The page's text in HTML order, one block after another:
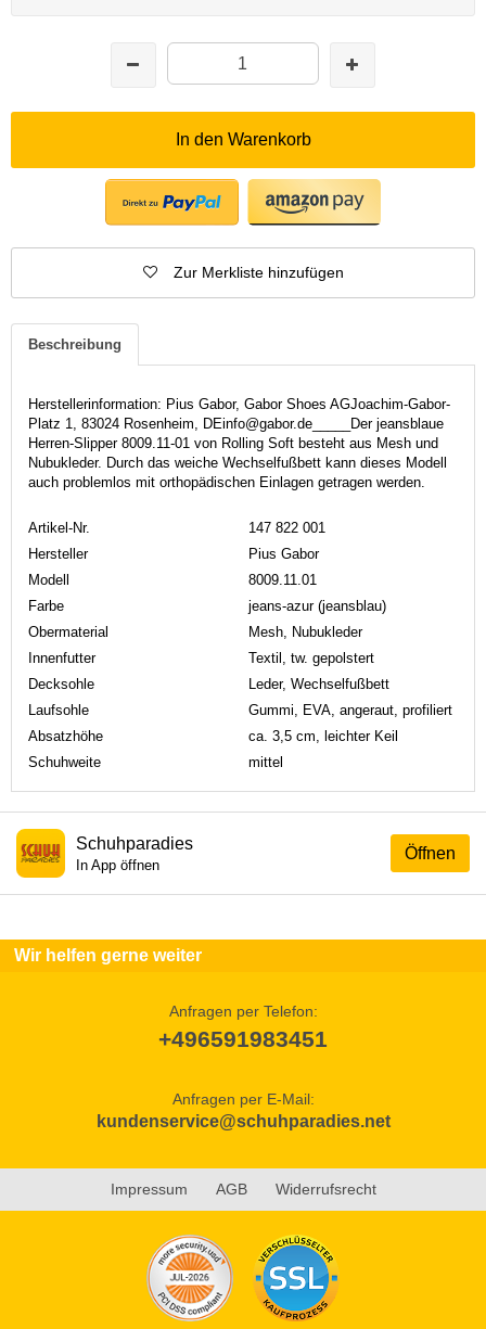
In den Warenkorb
Zur Merkliste hinzufügen
Beschreibung
Herstellerinformation: Pius Gabor, Gabor Shoes AGJoachim-Gabor-
Platz 1, 83024 Rosenheim, DEinfo@gabor.de_____Der jeansblaue
Herren-Slipper 8009.11-01 von Rolling Soft besteht aus Mesh und
Nubukleder. Durch das weiche Wechselfußbett kann dieses Modell
auch problemlos mit orthopädischen Einlagen getragen werden.
Artikel-Nr.
147 822 001
Hersteller
Pius Gabor
Modell
8009.11.01
Farbe
jeans-azur (jeansblau)
Obermaterial
Mesh, Nubukleder
Innenfutter
Textil, tw. gepolstert
Decksohle
Leder, Wechselfußbett
Laufsohle
Gummi, EVA, angeraut, profiliert
Absatzhöhe
ca. 3,5 cm, leichter Keil
Schuhweite
mittel
Öffnen
Schuhparadies
In App öffnen
Wir helfen gerne weiter
Anfragen per Telefon:
+496591983451
Anfragen per E-Mail:
kundenservice@schuhparadies.net
Impressum AGB Widerrufsrecht